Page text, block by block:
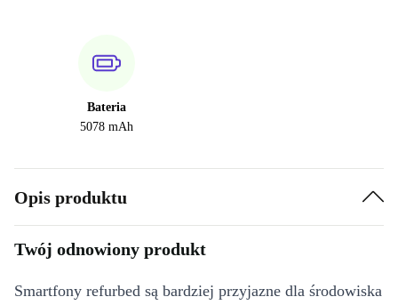
Bateria
5078 mAh
Opis produktu
Twój odnowiony produkt
Smartfony refurbed są bardziej przyjazne dla środowiska